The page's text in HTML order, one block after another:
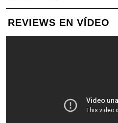
REVIEWS EN VÍDEO